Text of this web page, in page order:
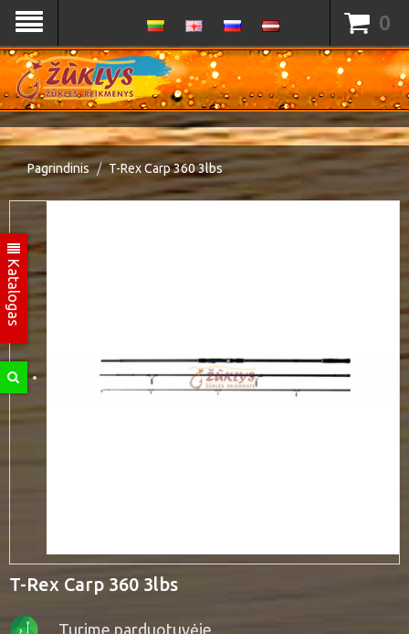
Katalogas
0
Pagrindinis T-Rex Carp 360 3lbs
T-Rex Carp 360 3lbs
Turime parduotuvėje